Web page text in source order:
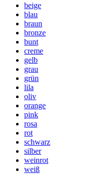
beige
blau
braun
bronze
bunt
creme
gelb
grau
grün
lila
oliv
orange
pink
rosa
rot
schwarz
silber
weinrot
weiß